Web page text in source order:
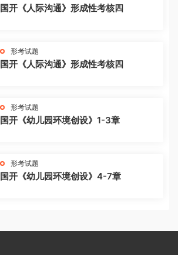
国开《人际沟通》形成性考核四
形考试题
国开《人际沟通》形成性考核四
形考试题
国开《幼儿园环境创设》1-3章
形考试题
国开《幼儿园环境创设》4-7章